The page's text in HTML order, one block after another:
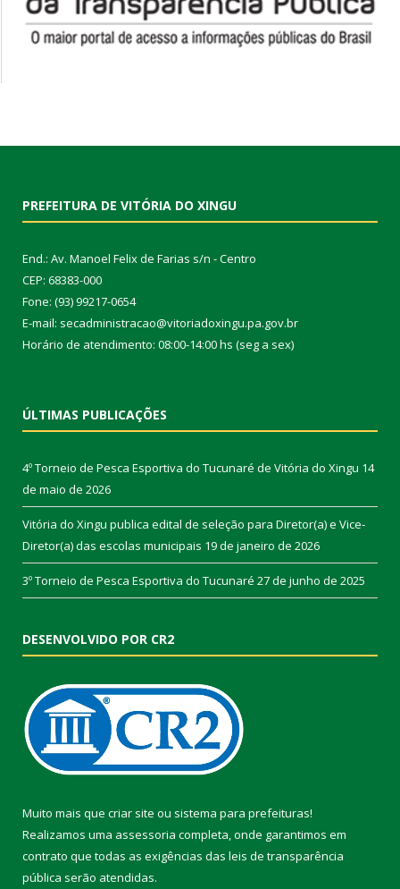
PREFEITURA DE VITÓRIA DO XINGU
End.: Av. Manoel Felix de Farias s/n - Centro
CEP: 68383-000
Fone: (93) 99217-0654
E-mail: secadministracao@vitoriadoxingu.pa.gov.br
Horário de atendimento: 08:00-14:00 hs (seg a sex)
ÚLTIMAS PUBLICAÇÕES
4º Torneio de Pesca Esportiva do Tucunaré de Vitória do Xingu 14
de maio de 2026
Vitória do Xingu publica edital de seleção para Diretor(a) e Vice-
Diretor(a) das escolas municipais 19 de janeiro de 2026
3º Torneio de Pesca Esportiva do Tucunaré 27 de junho de 2025
DESENVOLVIDO POR CR2
Muito mais que criar site ou sistema para prefeituras!
Realizamos uma assessoria completa, onde garantimos em
contrato que todas as exigências das leis de transparência
pública serão atendidas.